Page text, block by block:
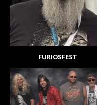
FURIOSFEST